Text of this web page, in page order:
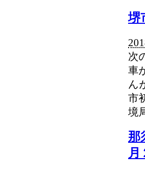
堺
次
車
ん
市
境
那
月